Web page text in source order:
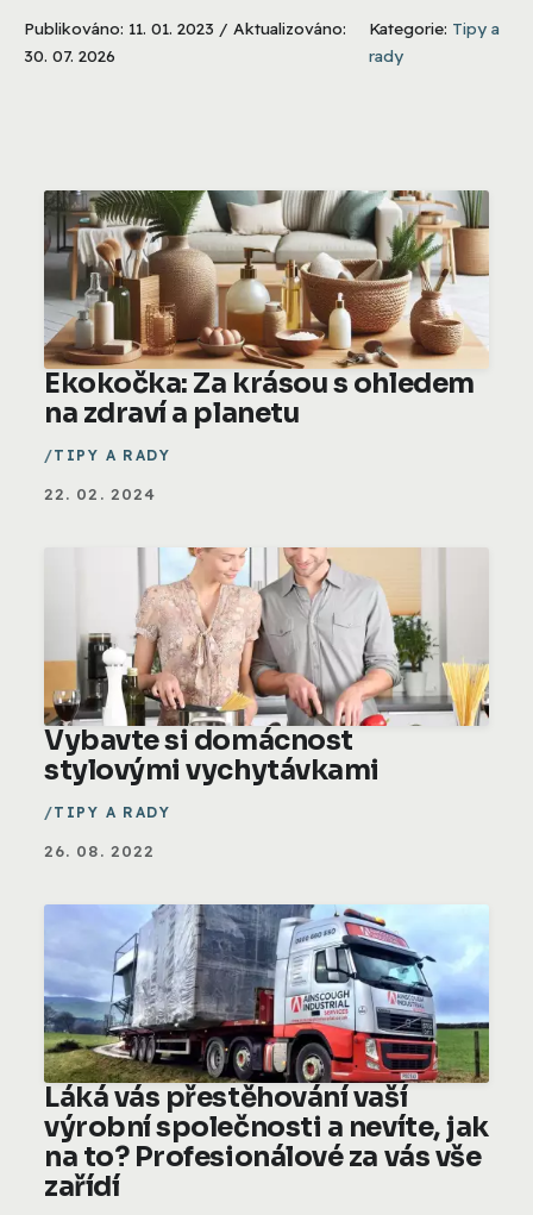
Publikováno: 11. 01. 2023 / Aktualizováno:
30. 07. 2026
Kategorie: Tipy a
rady
Ekokočka: Za krásou s ohledem
na zdraví a planetu
TIPY A RADY
22. 02. 2024
Vybavte si domácnost
stylovými vychytávkami
TIPY A RADY
26. 08. 2022
Láká vás přestěhování vaší
výrobní společnosti a nevíte, jak
na to? Profesionálové za vás vše
zařídí